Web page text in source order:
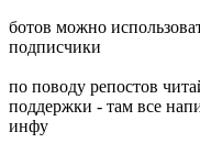
ботов можно
подписчики
по поводу репостов
поддержки - там все
инфу